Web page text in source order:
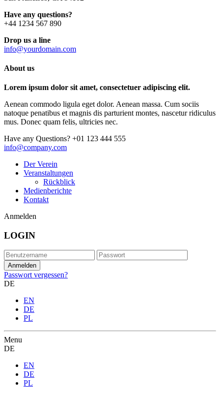
Have any questions?
+44 1234 567 890
Drop us a line
info@yourdomain.com
About us
Lorem ipsum dolor sit amet, consectetuer adipiscing elit.
Aenean commodo ligula eget dolor. Aenean massa. Cum sociis
natoque penatibus et magnis dis parturient montes, nascetur ridiculus
mus. Donec quam felis, ultricies nec.
Have any Questions? +01 123 444 555
info@company.com
Der Verein
Veranstaltungen
Rückblick
Medienberichte
Kontakt
Anmelden
LOGIN
Passwort vergessen?
DE
EN
DE
PL
Menu
DE
EN
DE
PL